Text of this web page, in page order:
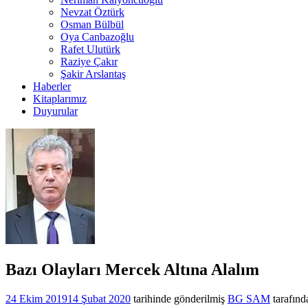
Nevzat Öztürk
Osman Bülbül
Oya Canbazoğlu
Rafet Ulutürk
Raziye Çakır
Şakir Arslantaş
Haberler
Kitaplarımız
Duyurular
Bazı Olayları Mercek Altına Alalım
24 Ekim 201914 Şubat 2020 tarihinde gönderilmiş BG SAM